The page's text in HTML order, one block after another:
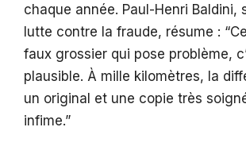
chaque année. Paul-Henri Baldini,
lutte contre la fraude, résume :
faux grossier qui pose problème,
plausible. À mille kilomètres, la
un original et une copie très
infime.”